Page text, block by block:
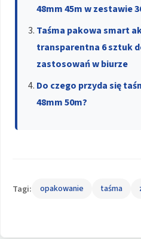
48mm 45m w zestawie
Taśma pakowa smart
transparentna 6 sztuk
zastosowań w biurze
Do czego przyda się
48mm 50m?
Tagi: opakowanie taśma